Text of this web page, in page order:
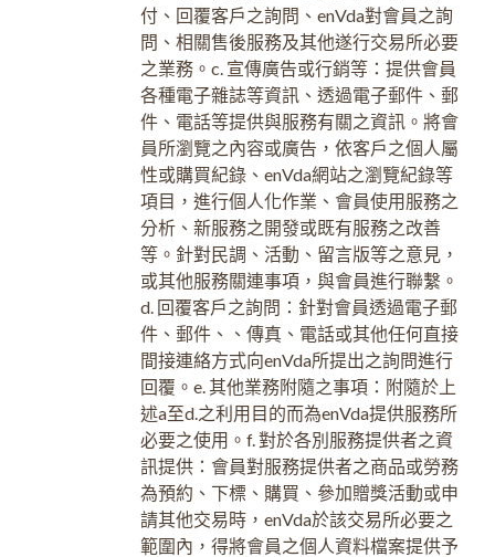
付、回覆客戶之詢問、enVda對會員之詢
問、相關售後服務及其他遂行交易所必要
之業務。c. 宣傳廣告或行銷等：提供會員
各種電子雜誌等資訊、透過電子郵件、郵
件、電話等提供與服務有關之資訊。將會
員所瀏覽之內容或廣告，依客戶之個人屬
性或購買紀錄、enVda網站之瀏覽紀錄等
項目，進行個人化作業、會員使用服務之
分析、新服務之開發或既有服務之改善
等。針對民調、活動、留言版等之意見，
或其他服務關連事項，與會員進行聯繫。
d. 回覆客戶之詢問：針對會員透過電子郵
件、郵件、、傳真、電話或其他任何直接
間接連絡方式向enVda所提出之詢問進行
回覆。e. 其他業務附隨之事項：附隨於上
述a至d.之利用目的而為enVda提供服務所
必要之使用。f. 對於各別服務提供者之資
訊提供：會員對服務提供者之商品或勞務
為預約、下標、購買、參加贈獎活動或申
請其他交易時，enVda於該交易所必要之
範圍內，得將會員之個人資料檔案提供予